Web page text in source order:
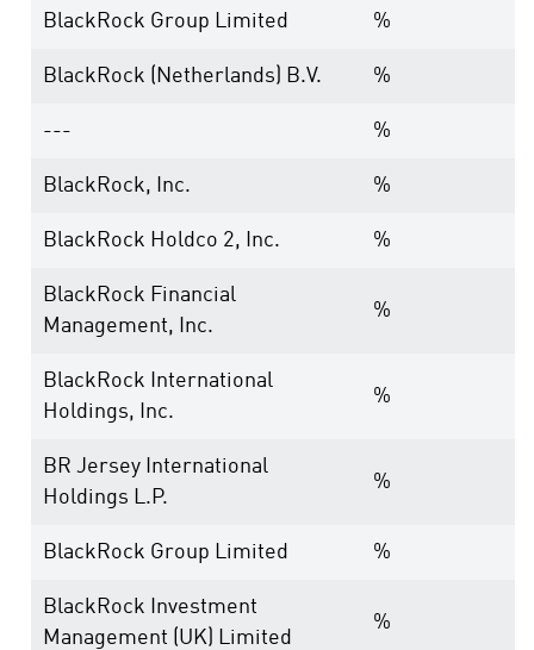
BlackRock Group Limited %
BlackRock (Netherlands) B.V. %
--- %
BlackRock, Inc. %
BlackRock Holdco 2, Inc. %
BlackRock Financial
Management, Inc.
%
BlackRock International
Holdings, Inc.
%
BR Jersey International
Holdings L.P.
%
BlackRock Group Limited %
BlackRock Investment
Management (UK) Limited
%